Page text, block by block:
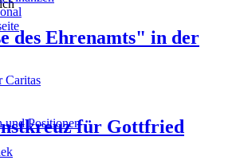
des Ehrenamts" in der
für Gottfried
Caritas
und Positionen